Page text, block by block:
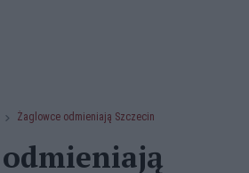
Żaglowce odmieniają Szczecin